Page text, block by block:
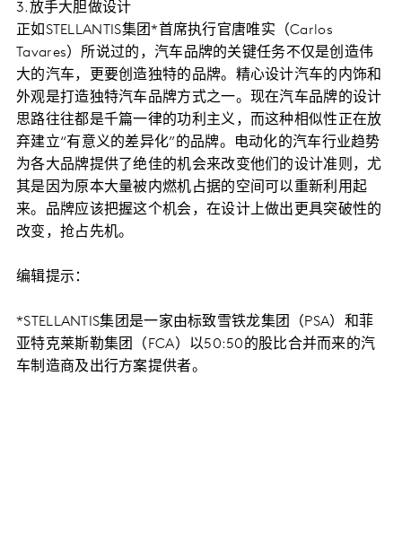
3.放手大胆做设计
正如STELLANTIS集团*首席执行官唐唯实（Carlos
Tavares）所说过的，汽车品牌的关键任务不仅是创造伟
大的汽车，更要创造独特的品牌。精心设计汽车的内饰和
外观是打造独特汽车品牌方式之一。现在汽车品牌的设计
思路往往都是千篇一律的功利主义，而这种相似性正在放
弃建立“有意义的差异化”的品牌。电动化的汽车行业趋势
为各大品牌提供了绝佳的机会来改变他们的设计准则，尤
其是因为原本大量被内燃机占据的空间可以重新利用起
来。品牌应该把握这个机会，在设计上做出更具突破性的
改变，抢占先机。
编辑提示：
*STELLANTIS集团是一家由标致雪铁龙集团（PSA）和菲
亚特克莱斯勒集团（FCA）以50:50的股比合并而来的汽
车制造商及出行方案提供者。